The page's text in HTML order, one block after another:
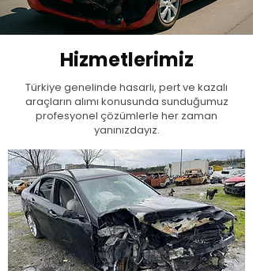
Hizmetlerimiz
Türkiye genelinde hasarlı, pert ve kazalı
araçların alımı konusunda sunduğumuz
profesyonel çözümlerle her zaman
yanınızdayız.